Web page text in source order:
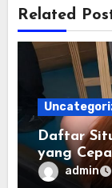
Related
Daftar
yang
admin